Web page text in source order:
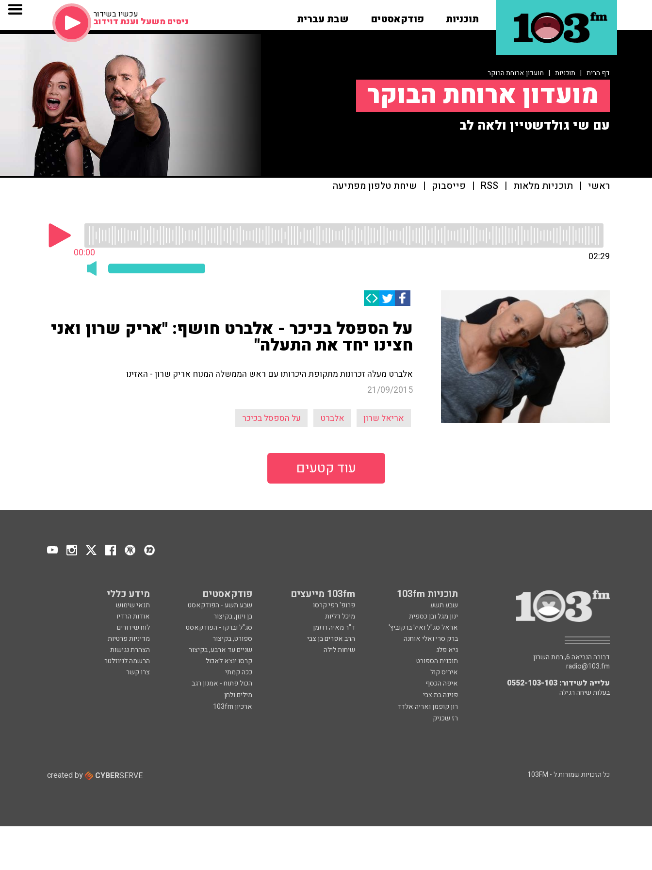
תוכניות פודקאסטים שבת עברית עכשיו בשידור
ניסים משעל וענת דוידוב
דף הבית | תוכניות | מועדון ארוחת הבוקר
מועדון ארוחת הבוקר
עם שי גולדשטיין ולאה לב
ראשי | תוכניות מלאות |
RSS
| פייסבוק | שיחת טלפון מפתיעה
00:00 02:29
על הספסל בכיכר - אלברט חושף: "אריק שרון ואני
חצינו יחד את התעלה"
אלברט מעלה זכרונות מתקופת היכרותו עם ראש הממשלה המנוח אריק שרון - האזינו
21/09/2015
אריאל שרון אלברט על הספסל בכיכר
עוד קטעים
תוכניות 103fm 103fm מייעצים פודקאסטים מידע כללי
שבע תשע פרופ' רפי קרסו שבע תשע - הפודקאסט
תנאי שימוש
ינון מגל ובן כספית
מיכל דליות בן וינון, בקיצור
אודות הרדיו
אראל סג"ל ואיל ברקוביץ'
ד"ר מאיה רוזמן סג"ל וברקו - הפודקאסט
לוח שידורים
ברק סרי ואלי אוחנה
הרב אפרים בן צבי ספורט, בקיצור
מדיניות פרטיות
גיא פלג
שיחות לילה שניים עד ארבע, בקיצור
הצהרת נגישות
תוכנית הספורט
קרסו יוצא לאכול
הרשמה לניוזלטר
איריס קול
ככה קמתי
צרו קשר
איפה הכסף
הכול פתוח - אמנון רגב
פנינה בת צבי
מילים ולחן
רון קופמן ואריה אלדד
ארכיון 103fm
רז שכניק
דבורה הנביאה 6, רמת השרון
radio@103.fm
עלייה לשידור: 0552-103-103
בעלות שיחה רגילה
כל הזכויות שמורות ל - 103FM created by CYBERSERVE